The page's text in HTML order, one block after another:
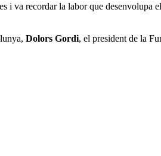
i va recordar la labor que desenvolupa
Dolors Gordi, el president de la